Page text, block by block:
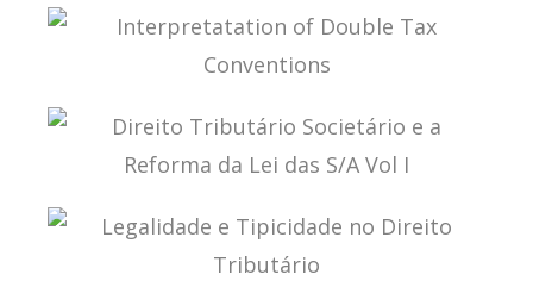
PROCESSO ADMINISTRATIVO FISCAL
INTERPRETATATION OF DOUBLE TAX
CONVENTIONS
DIREITO TRIBUTÁRIO SOCIETÁRIO E A REFORMA
DA LEI DAS S/A VOL I